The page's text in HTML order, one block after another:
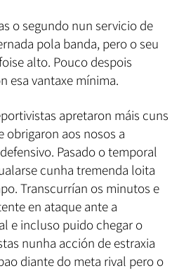
o segundo nun servicio de
pola banda, pero o seu
alto. Pouco despois
esa vantaxe mínima.
apretaron máis cuns
obrigaron aos nosos a
Pasado o temporal
cunha tremenda loita
Transcurrían os minutos e
en ataque ante a
e incluso puido chegar o
nunha acción de estraxia
diante do meta rival pero o